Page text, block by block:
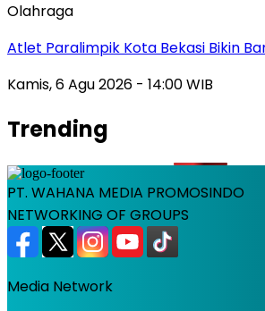
Olahraga
Atlet Paralimpik Kota Bekasi Bikin
Kamis, 6 Agu 2026 - 14:00 WIB
Trending
PT. WAHANA MEDIA PROMOSINDO
NETWORKING OF GROUPS
Media Network